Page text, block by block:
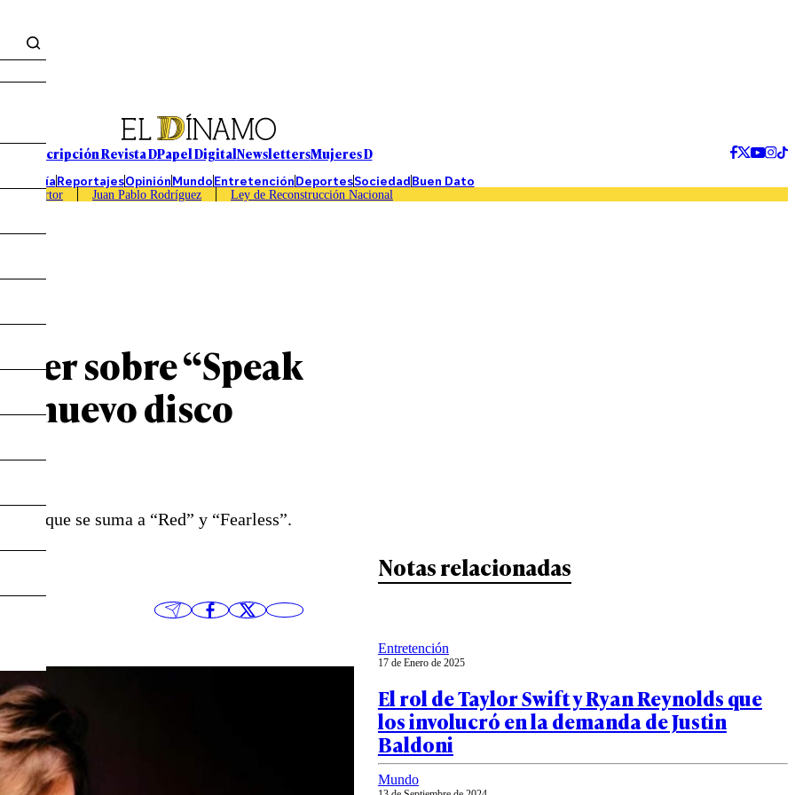
Suscripción Revista DPapel DigitalNewslettersMujeres D
EconomíaReportajesOpiniónMundoEntretenciónDeportesSociedadBuen Dato
Caso Sartor Juan Pablo Rodríguez Ley de Reconstrucción Nacional
sobre “Speak
nuevo disco
el que se suma a “Red” y “Fearless”.
Notas relacionadas
Entretención
17 de Enero de 2025
El rol de Taylor Swift y Ryan Reynolds que
los involucró en la demanda de Justin
Baldoni
Mundo